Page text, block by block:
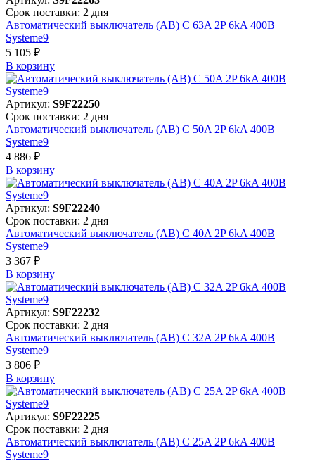
Срок поставки: 2 дня
Автоматический выключатель (АВ) C 63A 2P 6kA 400В
Systeme9
5 105 ₽
В корзинy
Артикул: S9F22250
Срок поставки: 2 дня
Автоматический выключатель (АВ) C 50A 2P 6kA 400В
Systeme9
4 886 ₽
В корзинy
Артикул: S9F22240
Срок поставки: 2 дня
Автоматический выключатель (АВ) C 40A 2P 6kA 400В
Systeme9
3 367 ₽
В корзинy
Артикул: S9F22232
Срок поставки: 2 дня
Автоматический выключатель (АВ) C 32A 2P 6kA 400В
Systeme9
3 806 ₽
В корзинy
Артикул: S9F22225
Срок поставки: 2 дня
Автоматический выключатель (АВ) C 25A 2P 6kA 400В
Systeme9